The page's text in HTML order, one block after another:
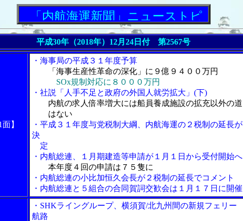
内航海運新聞」ニューストピックス
平成30年（2018年） 12月24日付 第2567号
】
・海事局の平成３１年度予算
「海事生産性革命の深化」に９億９４００万円
SOx規制対応に８０００万円
・社説「人手不足と政府の外国人就労拡大」(下)
内航の求人倍率増大には船員養成施設の拡充以外の道
はない
・平成３１年度与党税制大綱、内航海運の２税制の延長が
決
定
・内航総連、１月期建造等申請が１月１日から受付開始へ
本年度４回の申請は７５隻に
・内航総連の小比加恒久会長が２税制の延長でコメント
・内航総連と５組合の合同賀詞交歓会は１月１７日に開催
・SHKライングループ、横須賀/北九州間の新規フェリー
航路